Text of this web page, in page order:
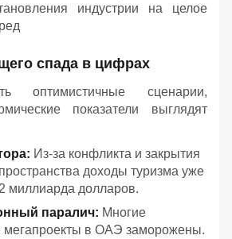
индустрии на целое
спада в цифрах
оптимистичные сценарии,
показатели выглядят
Из-за конфликта и закрытия
доходы туризма уже
миллиарда долларов.
паралич: Многие
мегапроекты в ОАЭ заморожены.